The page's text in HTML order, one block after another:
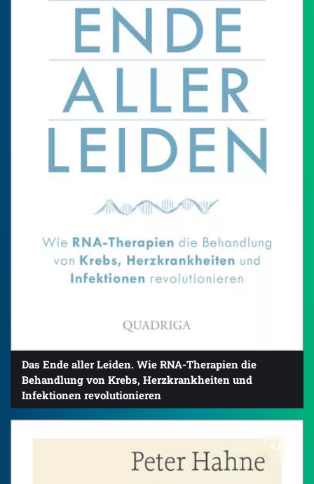
Das Ende aller Leiden. Wie RNA-Therapien die
Behandlung von Krebs, Herzkrankheiten und
Infektionen revolutionieren
4.6